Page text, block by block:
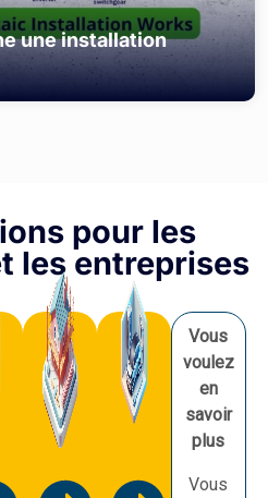
une installation
pour les
les entreprises
Vous
voulez
en
savoir
plus
Vous